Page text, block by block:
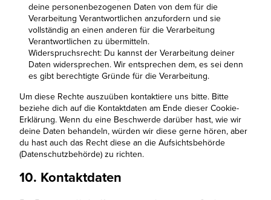
deine personenbezogenen Daten von dem für die
Verarbeitung Verantwortlichen anzufordern und sie
vollständig an einen anderen für die Verarbeitung
Verantwortlichen zu übermitteln.
Widerspruchsrecht: Du kannst der Verarbeitung deiner
Daten widersprechen. Wir entsprechen dem, es sei denn
es gibt berechtigte Gründe für die Verarbeitung.
Um diese Rechte auszuüben kontaktiere uns bitte. Bitte
beziehe dich auf die Kontaktdaten am Ende dieser Cookie-
Erklärung. Wenn du eine Beschwerde darüber hast, wie wir
deine Daten behandeln, würden wir diese gerne hören, aber
du hast auch das Recht diese an die Aufsichtsbehörde
(Datenschutzbehörde) zu richten.
10. Kontaktdaten